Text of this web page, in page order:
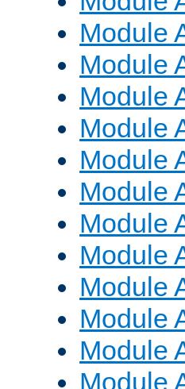
Module
Module
Module
Module
Module
Module
Module
Module
Module
Module
Module
Module